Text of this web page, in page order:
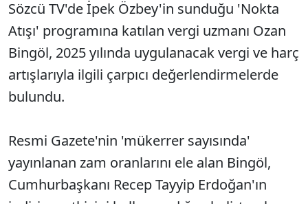
Sözcü TV'de İpek Özbey'in sunduğu 'Nokta
Atışı' programına katılan vergi uzmanı Ozan
Bingöl, 2025 yılında uygulanacak vergi ve harç
artışlarıyla ilgili çarpıcı değerlendirmelerde
bulundu.
Resmi Gazete'nin 'mükerrer sayısında'
yayınlanan zam oranlarını ele alan Bingöl,
Cumhurbaşkanı Recep Tayyip Erdoğan'ın